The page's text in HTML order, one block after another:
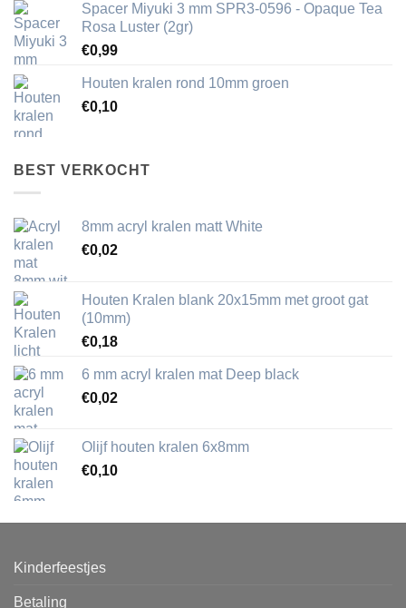
Spacer Miyuki 3 mm SPR3-0596 - Opaque Tea
Rosa Luster (2gr)
€0,99
Houten kralen rond 10mm groen
€0,10
BEST VERKOCHT
8mm acryl kralen matt White
€0,02
Houten Kralen blank 20x15mm met groot gat
(10mm)
€0,18
6 mm acryl kralen mat Deep black
€0,02
Olijf houten kralen 6x8mm
€0,10
Kinderfeestjes
Betaling